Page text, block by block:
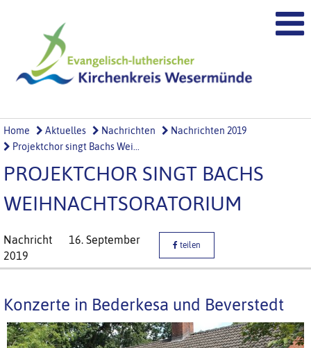
Home Aktuelles Nachrichten
Nachrichten 2019
Projektchor singt Bachs Wei...
PROJEKTCHOR SINGT BACHS
WEIHNACHTSORATORIUM
Nachricht
16. September
2019
teilen
Konzerte in Bederkesa und Beverstedt